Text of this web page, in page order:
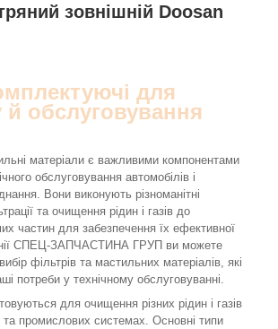
зовнішній Doosan
для
обслуговування
матеріали є важливими компонентами
обслуговування автомобілів і
Вони виконують різноманітні
та очищення рідин і газів до
частин для забезпечення їх ефективної
СПЕЦ-ЗАПЧАСТИНА ГРУП ви можете
фільтрів та мастильних матеріалів, які
потреби у технічному обслуговуванні.
для очищення різних рідин і газів
та промислових системах. Основні типи